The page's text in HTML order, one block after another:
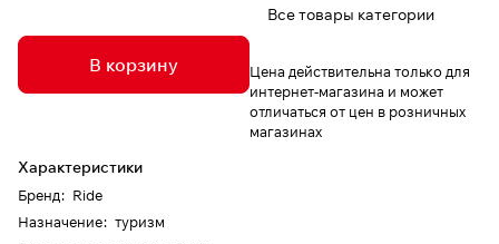
В корзину
Характеристики
Бренд: Ride
Назначение: туризм
Все товары категории
Цена действительна только для
интернет-магазина и может
отличаться от цен в розничных
магазинах